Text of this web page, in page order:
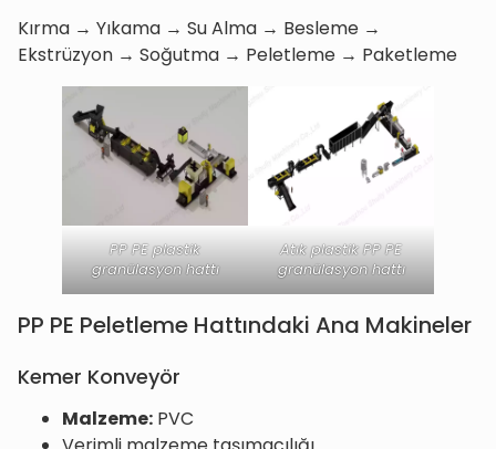
Kırma → Yıkama → Su Alma → Besleme →
Ekstrüzyon → Soğutma → Peletleme → Paketleme
PP PE plastik
granülasyon hattı
Atık plastik PP PE
granülasyon hattı
PP PE Peletleme Hattındaki Ana Makineler
Kemer Konveyör
Malzeme: PVC